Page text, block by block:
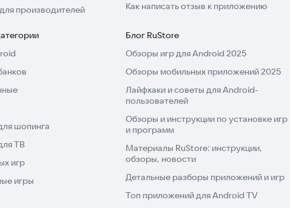
производителей
Как написать отзыв к приложению
шопинга
ТВ
игр
игры
Блог RuStore
Обзоры игр для Android 2025
Обзоры мобильных приложений 2025
Лайфхаки и советы для Android-
пользователей
Обзоры и инструкции по установке игр
и программ
Материалы RuStore: инструкции,
обзоры, новости
Детальные разборы приложений и игр
Топ приложений для Android TV